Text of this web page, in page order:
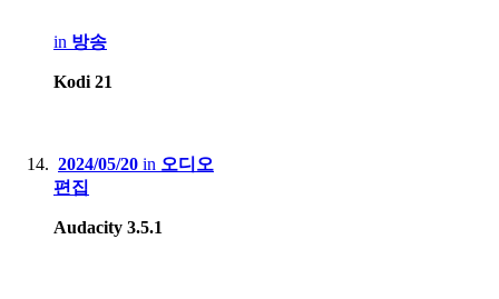
in 방송
Kodi 21
2024/05/20 in 오디오
편집
Audacity 3.5.1